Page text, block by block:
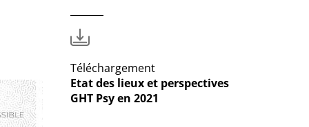
Téléchargement
Etat des lieux et perspectives
GHT Psy en 2021